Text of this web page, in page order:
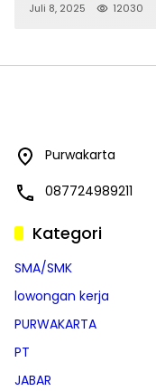
Juli 8, 2025 12030
Purwakarta
087724989211
Kategori
SMA/SMK
lowongan kerja
PURWAKARTA
PT
JABAR